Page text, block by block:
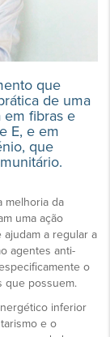
que
de uma
em fibras e
E, e em
que
melhoria da
uma ação
a regular a
agentes anti-
o
que possuem.
inferior
e o